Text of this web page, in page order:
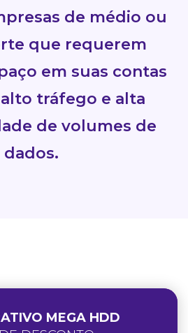
de médio ou
que requerem
em suas contas
tráfego e alta
de volumes de
dados.
MEGA HDD